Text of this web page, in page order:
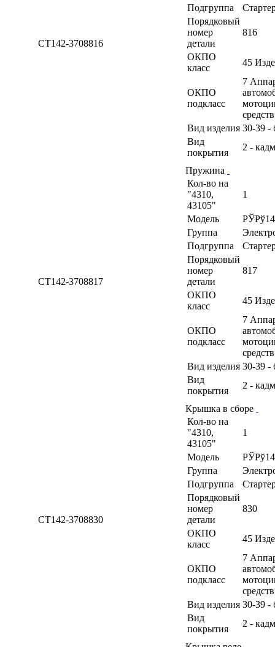
СТ142-3708816
Подгруппа
Порядковый
номер
детали
816
ОКПО
класс
45
ОКПО
подкласс
7
Вид изделия 30-39 -
Вид
покрытия
2 -
СТ142-3708817
Пружина
Кол-во на
"4310,
43105"
1
Модель
Группа
Подгруппа
Порядковый
номер
детали
817
ОКПО
класс
45
ОКПО
подкласс
7
Вид изделия 30-39 -
Вид
покрытия
2 -
СТ142-3708830
Крышка в сборе
Кол-во на
"4310,
43105"
1
Модель
Группа
Подгруппа
Порядковый
номер
детали
830
ОКПО
класс
45
ОКПО
подкласс
7
Вид изделия 30-39 -
Вид
покрытия
2 -